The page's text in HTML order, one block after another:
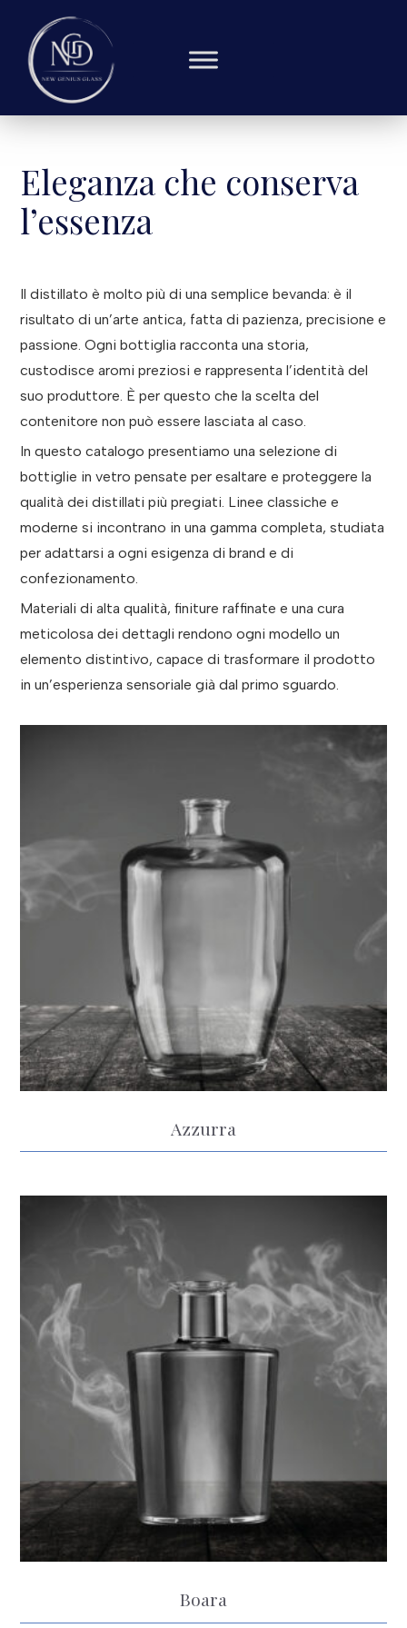
Eleganza che conserva
l’essenza
Il distillato è molto più di una semplice bevanda: è il
risultato di un’arte antica, fatta di pazienza, precisione e
passione. Ogni bottiglia racconta una storia,
custodisce aromi preziosi e rappresenta l’identità del
suo produttore. È per questo che la scelta del
contenitore non può essere lasciata al caso.
In questo catalogo presentiamo una selezione di
bottiglie in vetro pensate per esaltare e proteggere la
qualità dei distillati più pregiati. Linee classiche e
moderne si incontrano in una gamma completa, studiata
per adattarsi a ogni esigenza di brand e di
confezionamento.
Materiali di alta qualità, finiture raffinate e una cura
meticolosa dei dettagli rendono ogni modello un
elemento distintivo, capace di trasformare il prodotto
in un’esperienza sensoriale già dal primo sguardo.
Azzurra
Boara